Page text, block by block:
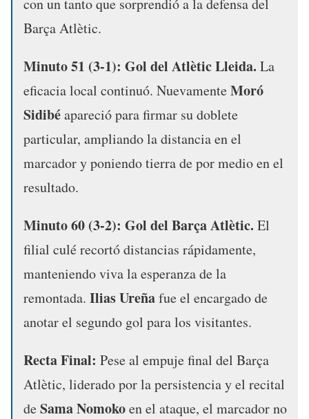
Barça Atlètic.
Minuto 51 (3-1): Gol del Atlètic Lleida. La
eficacia local continuó. NuevamenteMoró
Sidibéapareció para firmar su doblete
particular, ampliando la distancia en el
marcador y poniendo tierra de por medio en el
resultado.
Minuto 60 (3-2): Gol del Barça Atlètic. El
filial culé recortó distancias rápidamente,
manteniendo viva la esperanza de la
remontada. Ilias Ureñafue el encargado de
anotar el segundo gol para los visitantes.
Recta Final: Pese al empuje final del Barça
Atlètic, liderado por la persistencia y el recital
deSama Nomokoen el ataque, el marcador no